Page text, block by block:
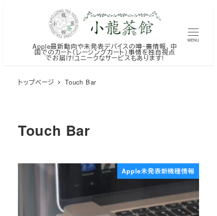
Apple最新動向や未発表デバイスの噂・裏情報、中
国でのカート（レーシングカート）事情を独自視点
でお届け!ユニークなサービスもあります!
MENU
トップページ Touch Bar
Touch Bar
Apple未発表新機種情報